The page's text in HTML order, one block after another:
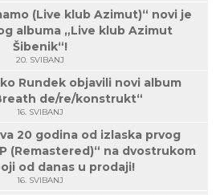
(Live klub Azimut)“ novi je
albuma „Live klub Azimut
Šibenik“!
20. SVIBANJ
Rundek objavili novi album
de/re/konstrukt“
16. SVIBANJ
20 godina od izlaska prvog
(Remastered)“ na dvostrukom
od danas u prodaji!
16. SVIBANJ